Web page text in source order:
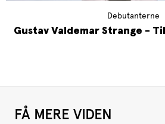
Debutanterne
Gustav Valdemar Strange -
FÅ MERE VIDEN